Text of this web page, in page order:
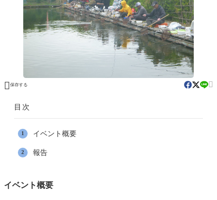
 保存する 
目次
イベント概要
報告
イベント概要